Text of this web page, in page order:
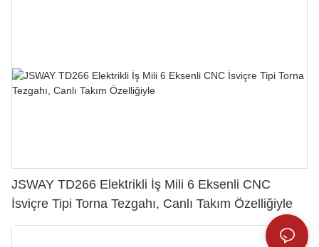
JSWAY TD266 Elektrikli İş Mili 6 Eksenli CNC
İsviçre Tipi Torna Tezgahı, Canlı Takım Özelliğiyle